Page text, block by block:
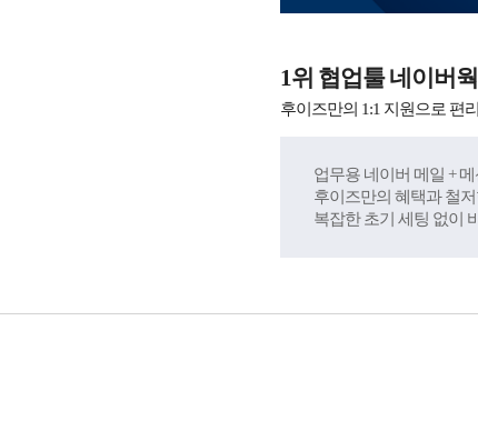
1위 협업툴 네이버
후이즈만의 1:1 지원으로 편
업무용 네이버 메일 +
후이즈만의 혜택과 철
복잡한 초기 세팅 없이